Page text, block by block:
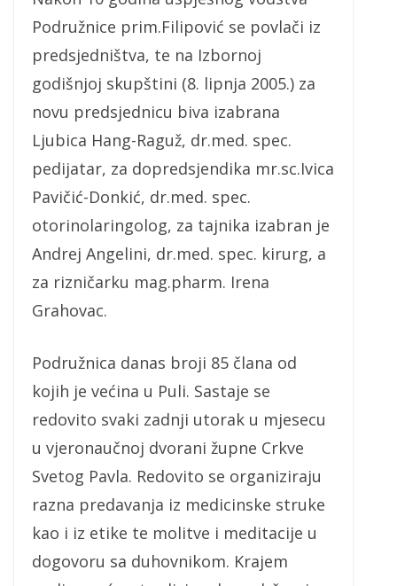
Podružnice prim.Filipović se povlači iz
predsjedništva, te na Izbornoj
godišnjoj skupštini (8. lipnja 2005.) za
novu predsjednicu biva izabrana
Ljubica Hang-Raguž, dr.med. spec.
pedijatar, za dopredsjendika mr.sc.Ivica
Pavičić-Donkić, dr.med. spec.
otorinolaringolog, za tajnika izabran je
Andrej Angelini, dr.med. spec. kirurg, a
za rizničarku mag.pharm. Irena
Grahovac.
Podružnica danas broji 85 člana od
kojih je većina u Puli. Sastaje se
redovito svaki zadnji utorak u mjesecu
u vjeronaučnoj dvorani župne Crkve
Svetog Pavla. Redovito se organiziraju
razna predavanja iz medicinske struke
kao i iz etike te molitve i meditacije u
dogovoru sa duhovnikom. Krajem